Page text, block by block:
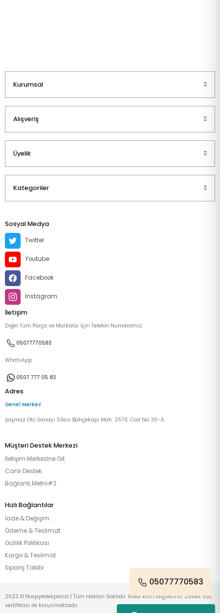
Kurumsal
Alışveriş
Üyelik
Kategoriler
Sosyal Medya
Twitter
Youtube
Facebook
Instagram
İletişim
Diğer Tüm Parça ve Markalar İçin Telefon Numaramız:
05077770583
WhatsApp
0507 777 05 83
Adres
Genel Merkez
Şaşmaz Oto Sanayi Sitesi Bahçekapı Mah. 2570. Cad No: 35-A
Müşteri Destek Merkezi
İletişim Merkezine Git
Canlı Destek
Bağlantı Metni#2
Hızlı Bağlantılar
İade & Değişim
Ödeme & Teslimat
Gizlilik Politikası
Kargo & Teslimat
Sipariş Takibi
05077770583
2022 © Nospyedekparca | Tüm Hakları Saklıdır. Kredi kartı bilgileriniz 256Bit SSL
sertifikası ile korunmaktadır.